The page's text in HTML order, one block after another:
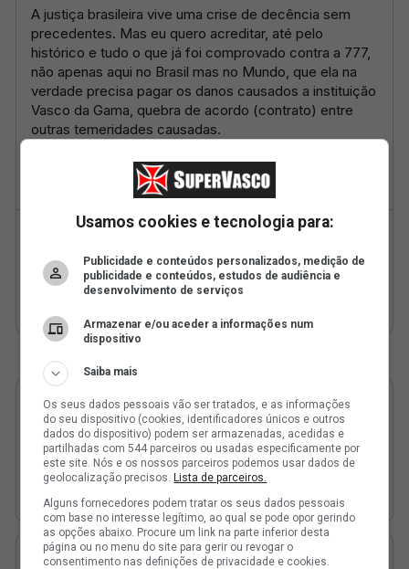
Usamos cookies e tecnologia para:
Publicidade e conteúdos personalizados, medição de
publicidade e conteúdos, estudos de audiência e
desenvolvimento de serviços
Armazenar e/ou aceder a informações num
dispositivo
Saiba mais
Os seus dados pessoais vão ser tratados, e as informações
do seu dispositivo (cookies, identificadores únicos e outros
dados do dispositivo) podem ser armazenadas, acedidas e
partilhadas com 544 parceiros ou usadas especificamente por
este site. Nós e os nossos parceiros podemos usar dados de
geolocalização precisos.Lista de parceiros.
Alguns fornecedores podem tratar os seus dados pessoais
com base no interesse legítimo, ao qual se pode opor gerindo
as opções abaixo. Procure um link na parte inferior desta
página ou no menu do site para gerir ou revogar o
consentimento nas definições de privacidade e cookies.